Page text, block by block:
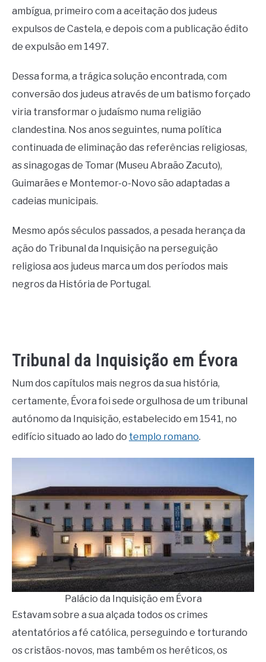
ambígua, primeiro com a aceitação dos judeus
expulsos de Castela, e depois com a publicação édito
de expulsão em 1497.
Dessa forma, a trágica solução encontrada, com
conversão dos judeus através de um batismo forçado
viria transformar o judaísmo numa religião
clandestina. Nos anos seguintes, numa política
continuada de eliminação das referências religiosas,
as sinagogas de Tomar (Museu Abraão Zacuto),
Guimarães e Montemor-o-Novo são adaptadas a
cadeias municipais.
Mesmo após séculos passados, a pesada herança da
ação do Tribunal da Inquisição na perseguição
religiosa aos judeus marca um dos períodos mais
negros da História de Portugal.
Tribunal da Inquisição em Évora
Num dos capítulos mais negros da sua história,
certamente, Évora foi sede orgulhosa de um tribunal
autónomo da Inquisição, estabelecido em 1541, no
edifício situado ao lado do templo romano.
Palácio da Inquisição em Évora
Estavam sobre a sua alçada todos os crimes
atentatórios a fé católica, perseguindo e torturando
os cristãos-novos, mas também os heréticos, os